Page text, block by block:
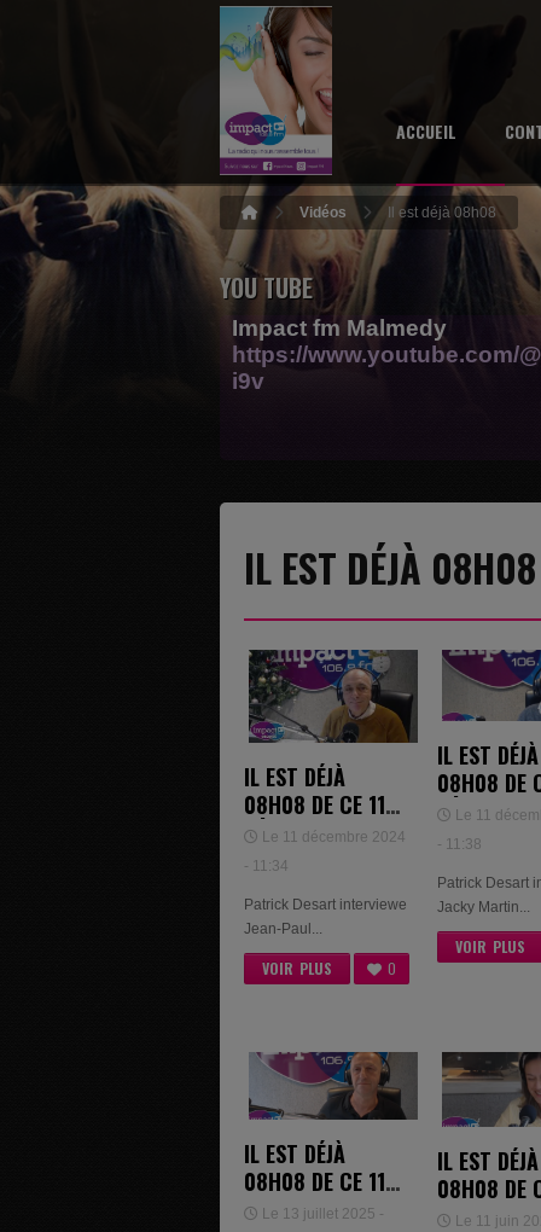
ACCUEIL
Vidéos Il est déjà 08h08
YOU TUBE
Impact fm Malmedy
https://www.youtube.com/
i9v
IL EST DÉJÀ 08H08
IL EST DÉJÀ
08H08 DE CE 11
DÉCEMBRE 2024
- JEAN-PAUL
Le 11 décembre 2024
- 11:34
Patrick Desart interviewe
Jean-Paul...
VOIR PLUS 0
IL EST DÉJÀ
08H08 DE
- JACKY
Le 11
- 11:38
Patrick Desart
Jacky Martin...
VOIR PLUS
IL EST DÉJÀ
08H08 DE CE 11
JUILLET 2025 -
Le 13 juillet 2025 -
IL EST DÉJÀ
08H08 DE
JUIN 2025
Le 11 juin